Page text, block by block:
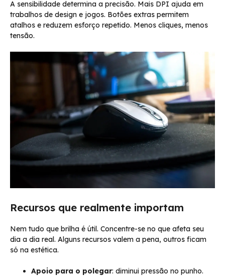
A sensibilidade determina a precisão. Mais DPI ajuda em
trabalhos de design e jogos. Botões extras permitem
atalhos e reduzem esforço repetido. Menos cliques, menos
tensão.
Recursos que realmente importam
Nem tudo que brilha é útil. Concentre-se no que afeta seu
dia a dia real. Alguns recursos valem a pena, outros ficam
só na estética.
Apoio para o polegar: diminui pressão no punho.